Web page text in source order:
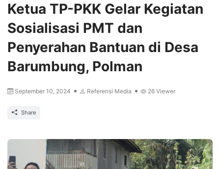
Ketua TP-PKK Gelar Kegiatan
Sosialisasi PMT dan
Penyerahan Bantuan di Desa
Barumbung, Polman
September 10, 2024 Referensi Media 26 Viewer
Share